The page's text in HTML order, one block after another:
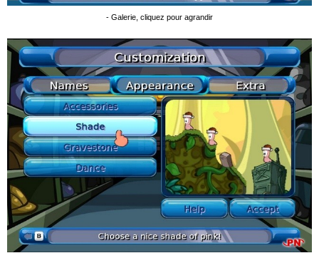
- Galerie, cliquez pour agrandir